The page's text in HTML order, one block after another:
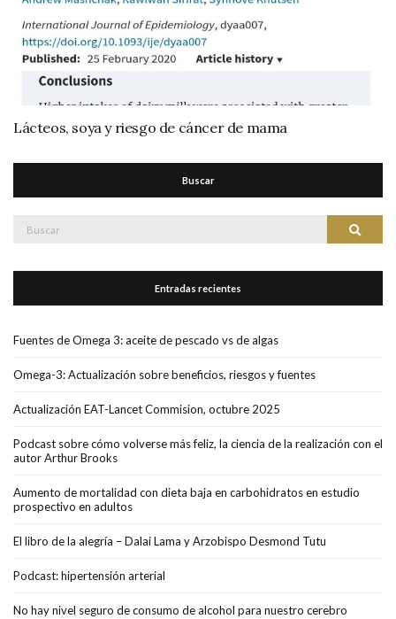
Lácteos, soya y riesgo de cáncer de mama
Buscar
Buscar: Buscar
Entradas recientes
Fuentes de Omega 3: aceite de pescado vs de algas
Omega-3: Actualización sobre beneficios, riesgos y fuentes
Actualización EAT-Lancet Commision, octubre 2025
Podcast sobre cómo volverse más feliz, la ciencia de la realización con el
autor Arthur Brooks
Aumento de mortalidad con dieta baja en carbohidratos en estudio
prospectivo en adultos
El libro de la alegría – Dalai Lama y Arzobispo Desmond Tutu
Podcast: hipertensión arterial
No hay nivel seguro de consumo de alcohol para nuestro cerebro